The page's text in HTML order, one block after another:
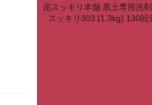
泥スッキリ本舗 黒土専用洗
スッキリ303 (1.3kg) 130回